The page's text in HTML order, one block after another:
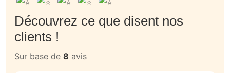
Découvrez ce que disent nos
clients !
Sur base de 8 avis